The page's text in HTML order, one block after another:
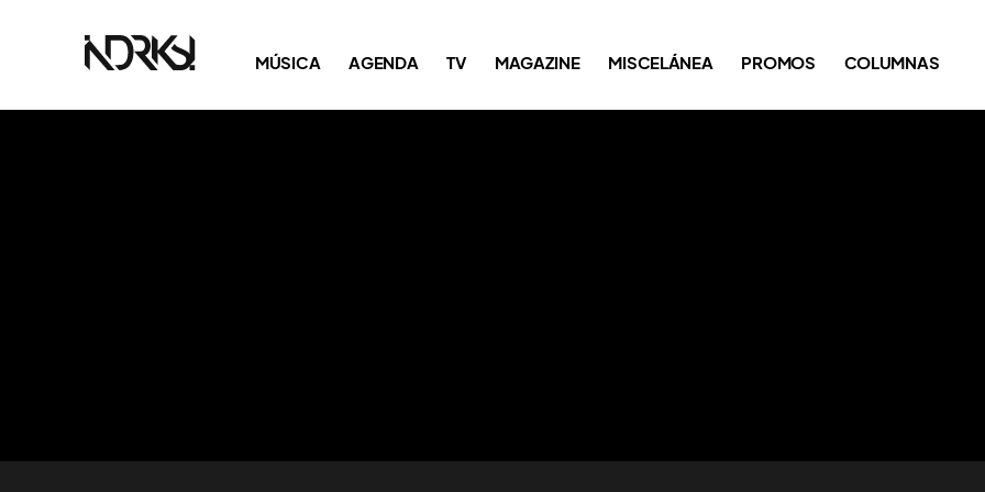
MÚSICA AGENDA TV MAGAZINE MISCELÁNEA PROMOS COLUMNAS